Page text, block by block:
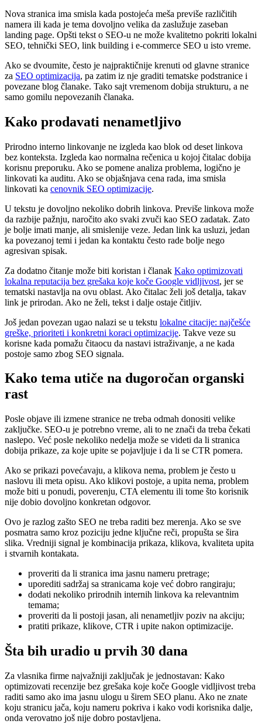
Nova stranica ima smisla kada postojeća meša previše različitih
namera ili kada je tema dovoljno velika da zaslužuje zaseban
landing page. Opšti tekst o SEO-u ne može kvalitetno pokriti lokalni
SEO, tehnički SEO, link building i e-commerce SEO u isto vreme.
Ako se dvoumite, često je najpraktičnije krenuti od glavne stranice
za SEO optimizacija, pa zatim iz nje graditi tematske podstranice i
povezane blog članake. Tako sajt vremenom dobija strukturu, a ne
samo gomilu nepovezanih članaka.
Kako prodavati nenametljivo
Prirodno interno linkovanje ne izgleda kao blok od deset linkova
bez konteksta. Izgleda kao normalna rečenica u kojoj čitalac dobija
korisnu preporuku. Ako se pomene analiza problema, logično je
linkovati ka auditu. Ako se objašnjava cena rada, ima smisla
linkovati ka cenovnik SEO optimizacije.
U tekstu je dovoljno nekoliko dobrih linkova. Previše linkova može
da razbije pažnju, naročito ako svaki zvuči kao SEO zadatak. Zato
je bolje imati manje, ali smislenije veze. Jedan link ka usluzi, jedan
ka povezanoj temi i jedan ka kontaktu često rade bolje nego
agresivan spisak.
Za dodatno čitanje može biti koristan i članak Kako optimizovati
lokalna reputacija bez grešaka koje koče Google vidljivost, jer se
tematski nastavlja na ovu oblast. Ako čitalac želi još detalja, takav
link je prirodan. Ako ne želi, tekst i dalje ostaje čitljiv.
Još jedan povezan ugao nalazi se u tekstu lokalne citacije: najčešće
greške, prioriteti i konkretni koraci optimizacije. Takve veze su
korisne kada pomažu čitaocu da nastavi istraživanje, a ne kada
postoje samo zbog SEO signala.
Kako tema utiče na dugoročan organski
rast
Posle objave ili izmene stranice ne treba odmah donositi velike
zaključke. SEO-u je potrebno vreme, ali to ne znači da treba čekati
naslepo. Već posle nekoliko nedelja može se videti da li stranica
dobija prikaze, za koje upite se pojavljuje i da li se CTR pomera.
Ako se prikazi povećavaju, a klikova nema, problem je često u
naslovu ili meta opisu. Ako klikovi postoje, a upita nema, problem
može biti u ponudi, poverenju, CTA elementu ili tome što korisnik
nije dobio dovoljno konkretan odgovor.
Ovo je razlog zašto SEO ne treba raditi bez merenja. Ako se sve
posmatra samo kroz poziciju jedne ključne reči, propušta se šira
slika. Vredniji signal je kombinacija prikaza, klikova, kvaliteta upita
i stvarnih kontakata.
proveriti da li stranica ima jasnu nameru pretrage;
uporediti sadržaj sa stranicama koje već dobro rangiraju;
dodati nekoliko prirodnih internih linkova ka relevantnim
temama;
proveriti da li postoji jasan, ali nenametljiv poziv na akciju;
pratiti prikaze, klikove, CTR i upite nakon optimizacije.
Šta bih uradio u prvih 30 dana
Za vlasnika firme najvažniji zaključak je jednostavan: Kako
optimizovati recenzije bez grešaka koje koče Google vidljivost treba
raditi samo ako ima jasnu ulogu u širem SEO planu. Ako ne znate
koju stranicu jača, koju nameru pokriva i kako vodi korisnika dalje,
onda verovatno još nije dobro postavljena.